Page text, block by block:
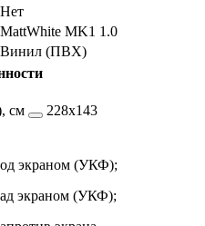
Нет
MattWhite MK1 1.0
Винил (ПВХ)
см 228х143
экраном (УКФ);
экраном (УКФ);